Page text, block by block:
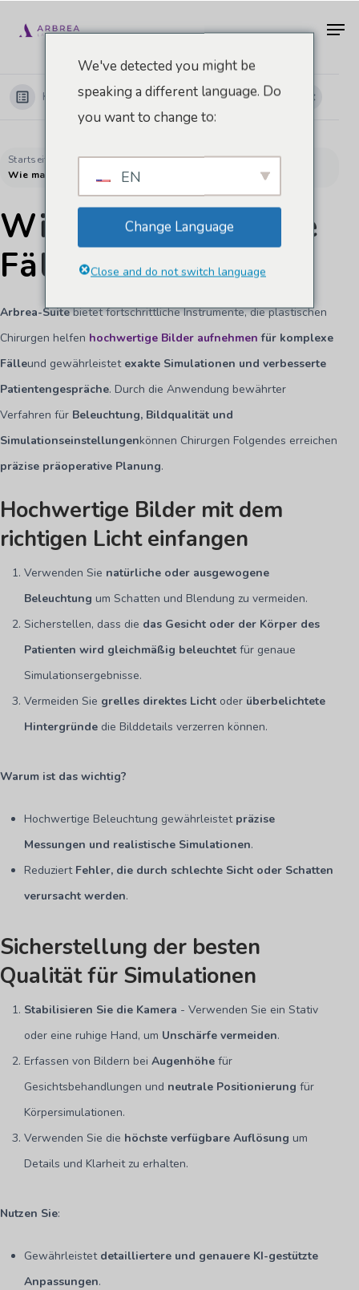
Hauptinhalt
Kategorien anzeigen
Startseite Dokumente
Arbrea-Brust-Akademie
Wie man komplexe
Fälle erfasst
Arbrea-Suitebietet fortschrittliche Instrumente, die plastischen
Chirurgen helfen hochwertige Bilder aufnehmen für komplexe
Fälleund gewährleistet exakte Simulationen und verbesserte
Patientengespräche. Durch die Anwendung bewährter
Verfahren für Beleuchtung, Bildqualität und
Simulationseinstellungenkönnen Chirurgen Folgendes erreichen
präzise präoperative Planung.
Hochwertige Bilder mit dem
richtigen Licht einfangen
Verwenden Sie natürliche oder ausgewogene
Beleuchtung um Schatten und Blendung zu vermeiden.
Sicherstellen, dass die das Gesicht oder der Körper des
Patienten wird gleichmäßig beleuchtet für genaue
Simulationsergebnisse.
Vermeiden Sie grelles direktes Licht oder überbelichtete
Hintergründe die Bilddetails verzerren können.
Warum ist das wichtig?
Hochwertige Beleuchtung gewährleistet präzise
Messungen und realistische Simulationen.
Reduziert Fehler, die durch schlechte Sicht oder Schatten
verursacht werden.
Sicherstellung der besten
Qualität für Simulationen
Stabilisieren Sie die Kamera - Verwenden Sie ein Stativ
oder eine ruhige Hand, um Unschärfe vermeiden.
Erfassen von Bildern beiAugenhöhe für
Gesichtsbehandlungen und neutrale Positionierung für
Körpersimulationen.
Verwenden Sie die höchste verfügbare Auflösung um
Details und Klarheit zu erhalten.
Nutzen Sie:
Gewährleistet detailliertere und genauere KI-gestützte
Anpassungen.
We've detected you might be
speaking a different language. Do
you want to change to:
EN
Change Language
Close and do not switch language